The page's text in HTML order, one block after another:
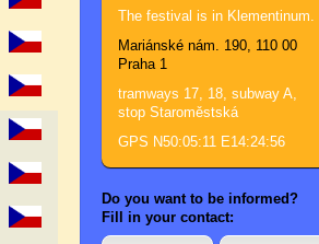
The festival is in Klementinum.
Mariánské nám. 190, 110 00
Praha 1
tramways 17, 18, subway A,
stop Staroměstská
GPS N50:05:11 E14:24:56
Do you want to be informed?
Fill in your contact: